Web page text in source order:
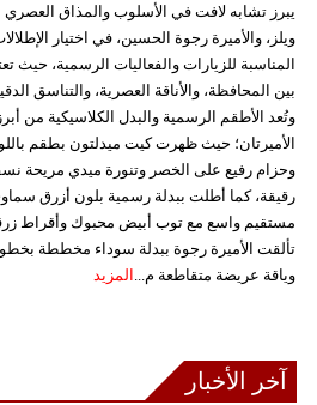
يبرز تشابه لافت في الأسلوب والمذاق
ويلز، والأميرة رجوة الحسين، في اختيار
المناسبة للزيارات والفعاليات الرسمية، حيث
بين المحافظة، والأناقة العصرية، والتناسق
وتُعد الأطقم الرسمية والبدل الكلاسيكية من
الأميرتان؛ حيث ظهرت كيت ميدلتون بطقم
وحزام رفيع على الخصر وتنورة ميدي مريحة
رقيقة، كما أطلت ببدلة رسمية بلون أزرق
مستقيم واسع مع توب أبيض محبوك وأقراط
تألقت الأميرة رجوة ببدلة سوداء مخططة
وياقة عريضة متقاطعة م... المزيد
آخر الأخبار